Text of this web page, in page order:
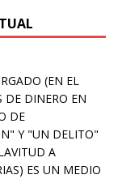
(EN EL
DE DINERO EN
DE
Y "UN DELITO"
A
ES UN MEDIO